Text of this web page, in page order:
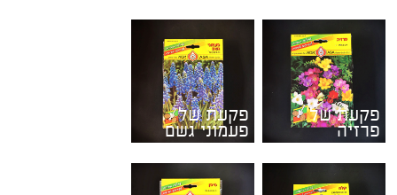
פקעת של
פרזיה
פקעת של
פעמוני גשם